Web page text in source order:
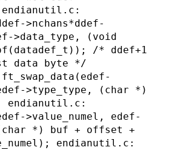
endianutil.c:
>nchans*ddef-
>data_type, (void
/* ddef+1
data byte */
>type_type, (char *)
endianutil.c:
>value_numel, edef-
*) buf + offset +
endianutil.c: